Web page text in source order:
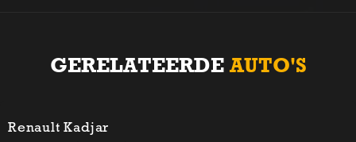
GERELATEERDE AUTO'S
Renault Kadjar